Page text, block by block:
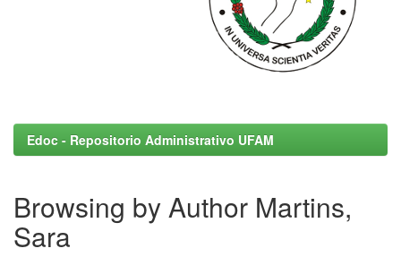
Edoc - Repositorio Administrativo UFAM
Browsing by Author Martins,
Sara